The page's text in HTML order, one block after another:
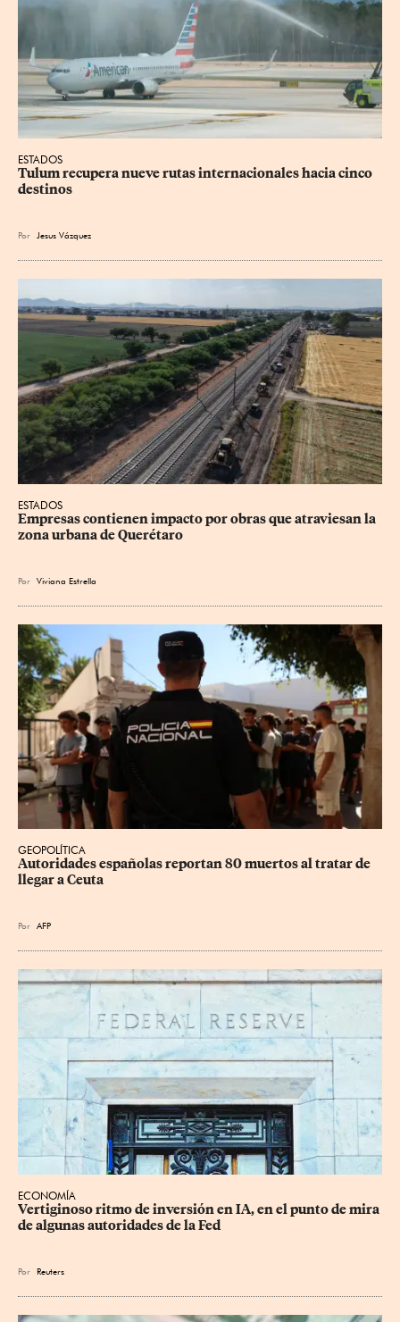
ESTADOS
Tulum recupera nueve rutas internacionales hacia cinco
destinos
Por Jesus Vázquez
ESTADOS
Empresas contienen impacto por obras que atraviesan la
zona urbana de Querétaro
Por Viviana Estrella
GEOPOLÍTICA
Autoridades españolas reportan 80 muertos al tratar de
llegar a Ceuta
Por AFP
ECONOMÍA
Vertiginoso ritmo de inversión en IA, en el punto de mira
de algunas autoridades de la Fed
Por Reuters